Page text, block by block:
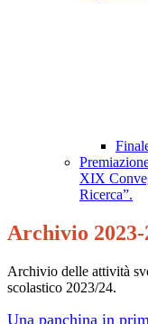
XIX
Ricerca”.
Archivio 2023-
Archivio delle attività
scolastico 2023/24.
Una panchina in